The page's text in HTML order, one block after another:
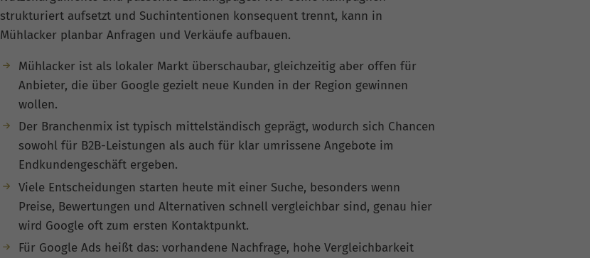
strukturiert aufsetzt und Suchintentionen konsequent trennt, kann in
Mühlacker planbar Anfragen und Verkäufe aufbauen.
Mühlacker ist als lokaler Markt überschaubar, gleichzeitig aber offen für
Anbieter, die über Google gezielt neue Kunden in der Region gewinnen
wollen.
Der Branchenmix ist typisch mittelständisch geprägt, wodurch sich Chancen
sowohl für B2B-Leistungen als auch für klar umrissene Angebote im
Endkundengeschäft ergeben.
Viele Entscheidungen starten heute mit einer Suche, besonders wenn
Preise, Bewertungen und Alternativen schnell vergleichbar sind, genau hier
wird Google oft zum ersten Kontaktpunkt.
Für Google Ads heißt das: vorhandene Nachfrage, hohe Vergleichbarkeit